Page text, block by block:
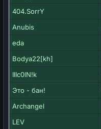
404.SorrY
Anubis
eda
Bodya22[kh]
IIIc0lN!k
Это - бан!
Archangel
LEV